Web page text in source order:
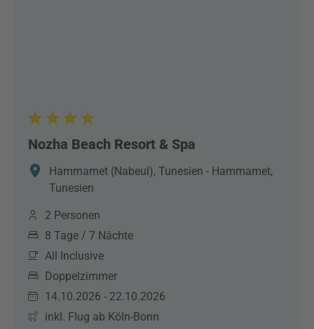
Nozha Beach Resort & Spa
Hammamet (Nabeul), Tunesien - Hammamet,
Tunesien
2 Personen
8 Tage / 7 Nächte
All Inclusive
Doppelzimmer
14.10.2026 - 22.10.2026
inkl. Flug ab Köln-Bonn